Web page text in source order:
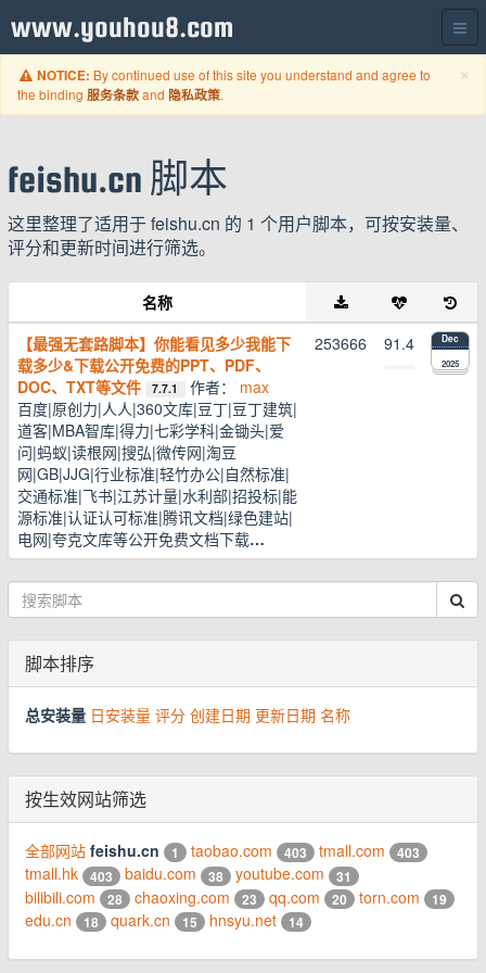
www.youhou8.com
×
NOTICE: By continued use of this site you understand and agree to
the binding 服务条款and 隐私政策.
feishu.cn 脚本
这里整理了适用于 feishu.cn 的 1 个用户脚本，可按安装量、
评分和更新时间进行筛选。
名称
【最强无套路脚本】你能看见多少我能下
载多少&下载公开免费的PPT、PDF、
DOC、TXT等文件
7.7.1 作者： max
百度|原创力|人人|360文库|豆丁|豆丁建筑|
道客|MBA智库|得力|七彩学科|金锄头|爱
问|蚂蚁|读根网|搜弘|微传网|淘豆
网|GB|JJG|行业标准|轻竹办公|自然标准|
交通标准|飞书|江苏计量|水利部|招投标|能
源标准|认证认可标准|腾讯文档|绿色建站|
电网|夸克文库等公开免费文档下载…
253666 91.4 Dec
2025
脚本排序
总安装量 日安装量 评分 创建日期 更新日期 名称
按生效网站筛选
全部网站 feishu.cn 1 taobao.com 403 tmall.com 403
tmall.hk 403 baidu.com 38 youtube.com 31
bilibili.com 28 chaoxing.com 23 qq.com 20 torn.com 19
edu.cn 18 quark.cn 15 hnsyu.net 14